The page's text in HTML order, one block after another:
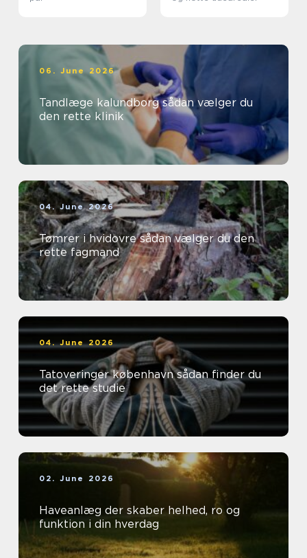
06. June 2026
Tandlæge kalundborg sådan vælger du
den rette klinik
04. June 2026
Tømrer i hvidovre sådan vælger du den
rette fagmand
04. June 2026
Tatoveringer københavn sådan finder du
det rette studie
02. June 2026
Haveanlæg der skaber helhed, ro og
funktion i din hverdag